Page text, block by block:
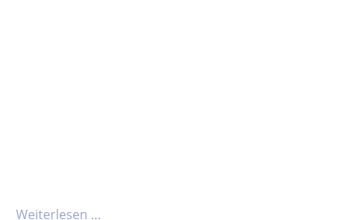
Weiterlesen …